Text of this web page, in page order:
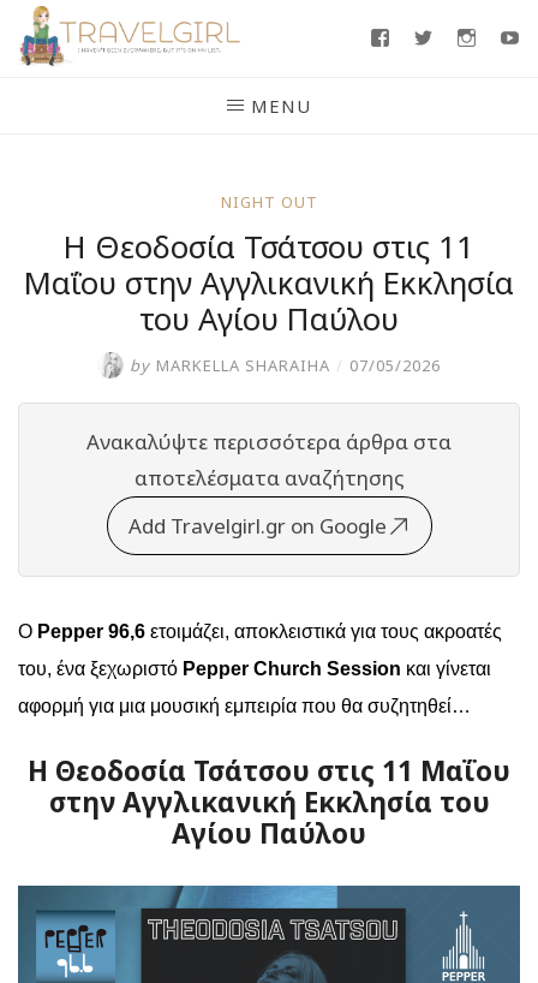
Skip
FacebookTwitter
MENU
NIGHT OUT
Η Θεοδοσία Τσάτσου στις 11
Μαΐου στην Αγγλικανική Εκκλησία
του Αγίου Παύλου
by MARKELLA SHARAIHA / 07/05/2026
Ανακαλύψτε περισσότερα άρθρα στα
αποτελέσματα αναζήτησης
Add Travelgirl.gr on Google
Ο Pepper 96,6 ετοιμάζει, αποκλειστικά για τους ακροατές
του, ένα ξεχωριστό Pepper Church Session και γίνεται
αφορμή για μια μουσική εμπειρία που θα συζητηθεί…
Η Θεοδοσία Τσάτσου στις 11 Μαΐου
στην Αγγλικανική Εκκλησία του
Αγίου Παύλου